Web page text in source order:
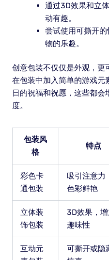
通过3D效果和立
动有趣。
尝试使用可撕开
物的乐趣。
创意包装不仅仅是外观，更
在包装中加入简单的游戏元
日的祝福和祝愿，这些都会
度。
包装风
格
特点
彩色卡
通包装
吸引注意力
色彩鲜艳
立体装
饰包装
3D效果，
趣味性
互动元
可撕开或隐